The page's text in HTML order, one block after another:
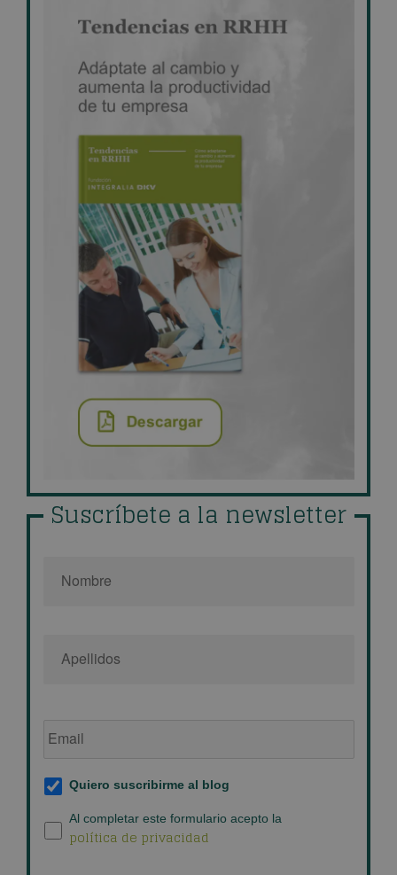
Suscríbete a la newsletter
de
Suscripción
al
blog
*
Quiero suscribirme al blog
Política
de
Al completar este formulario acepto la
política de privacidad